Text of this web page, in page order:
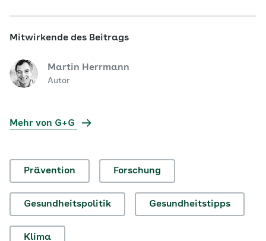
Mitwirkende des Beitrags
Martin Herrmann
Autor
Mehr von G+G
Prävention Forschung
Gesundheitspolitik Gesundheitstipps
Klima